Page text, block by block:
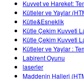
Kuvvet ve Hareket:
Kütleler ve Yaylar
Kütle&Esneklik
Kütle Çekim Kuvveti
Kütle Çekim Kuvveti
Kütleler ve Yaylar :
Labirent Oyunu
laserler
Maddenin Halleri